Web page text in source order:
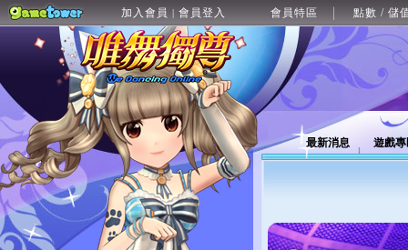
加入會員 | 會員登入 會員特區 點數 / 儲
最新消息 遊戲